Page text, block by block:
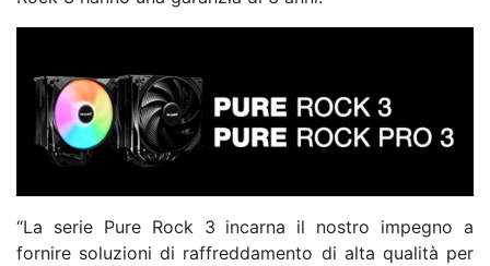
“La serie Pure Rock 3 incarna il nostro impegno a
fornire soluzioni di raffreddamento di alta qualità per